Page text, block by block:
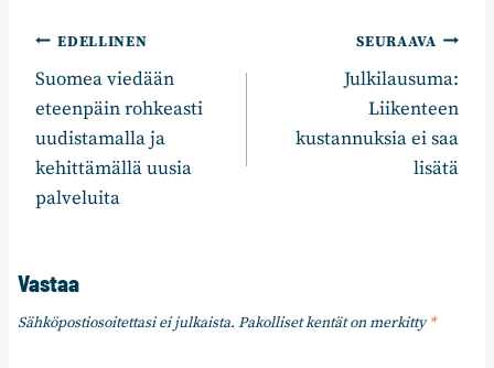
Artikkelien
selaus
EDELLINEN
Suomea viedään
eteenpäin rohkeasti
uudistamalla ja
kehittämällä uusia
palveluita
SEURAAVA
Julkilausuma:
Liikenteen
kustannuksia ei saa
lisätä
Vastaa
Sähköpostiosoitettasi ei julkaista. Pakolliset kentät on merkitty*